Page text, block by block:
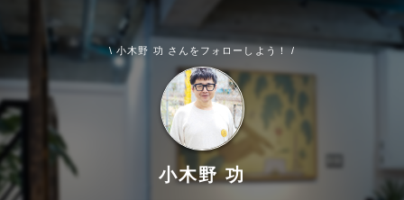
\ 小木野 功 さんをフォローしよう！ /
小木野 功